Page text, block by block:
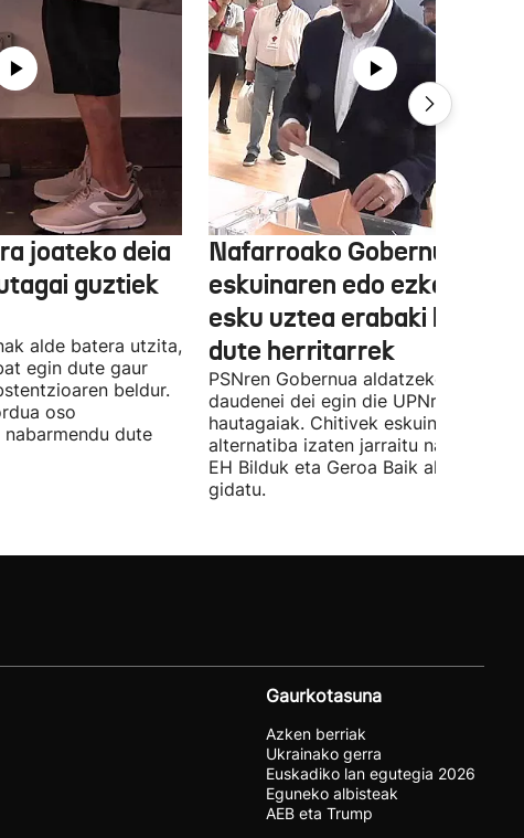
joateko deia
guztiek
alde batera utzita,
egin dute gaur
beldur.
oso
dute
Nafarroako Gobernua
eskuinaren edo ezkerraren
esku uztea erabaki
dute herritarrek
PSNren Gobernua aldatzeko irrikitan
daudenei dei egin die UPNren
hautagaiak. Chitivek eskuinaren
alternatiba izaten jarraitu nahi du eta
EH Bilduk eta Geroa Baik aldaketa
gidatu.
Gaurkotasuna
Azken berriak
Ukrainako gerra
Euskadiko lan egutegia 2026
Eguneko albisteak
AEB eta Trump